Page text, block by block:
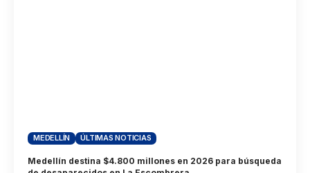
MEDELLÍN ÚLTIMAS NOTICIAS
Medellín destina $4.800 millones en 2026 para búsqueda